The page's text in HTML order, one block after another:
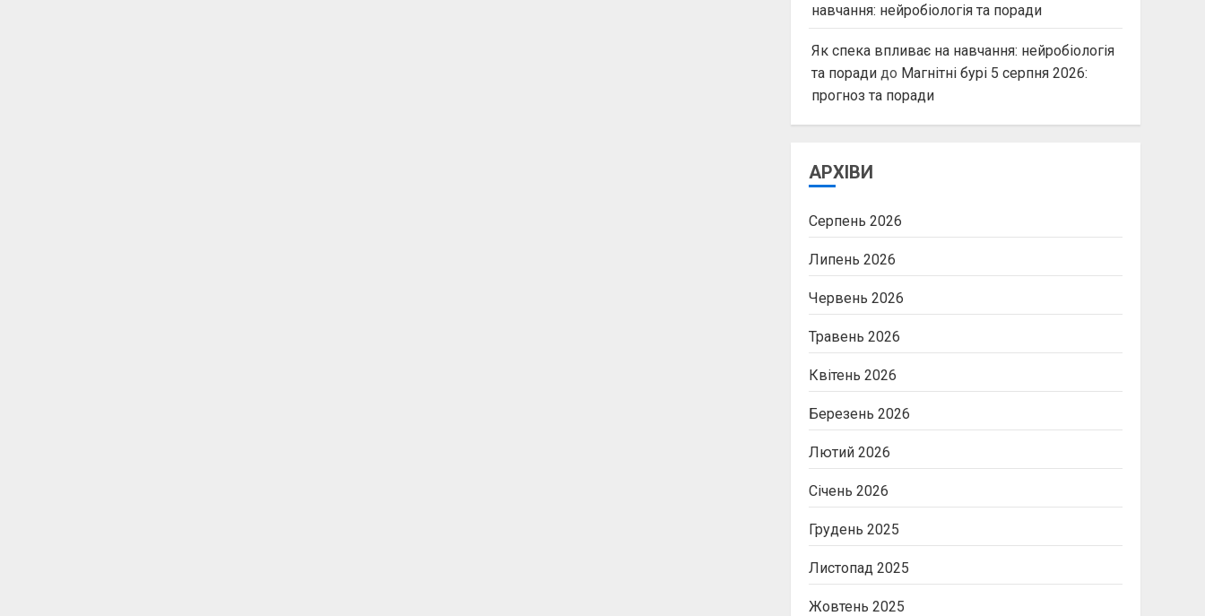
навчання: нейробіологія та поради
Як спека впливає на навчання: нейробіологія
та порадидо Магнітні бурі 5 серпня 2026:
прогноз та поради
АРХІВИ
Серпень 2026
Липень 2026
Червень 2026
Травень 2026
Квітень 2026
Березень 2026
Лютий 2026
Січень 2026
Грудень 2025
Листопад 2025
Жовтень 2025